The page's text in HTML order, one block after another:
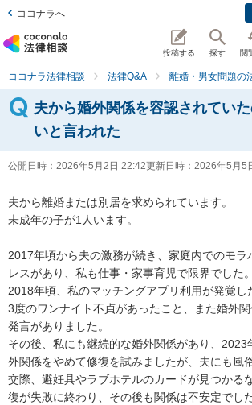
ココナラへ
投稿する 探す 閲
ココナラ法律相談 法律Q&A 離婚・男女問題の
夫から婚外関係を容認されてい
いと言われた
公開日時： 2026年5月2日 22:42更新日時： 2026年5月5
夫から離婚または別居を求められています。
未成年の子が1人います。
2017年頃から夫の激務が続き、家庭内でのモラ
レスがあり、私も仕事・家事育児で限界でした。
2018年頃、私のマッチングアプリ利用が発覚し
3度のワンナイト不貞があったこと、また婚外
発言がありました。
その後、私にも継続的な婚外関係があり、2023
外関係をやめて修復を試みましたが、夫にも風
交際、避妊具やラブホテルのカードが見つかる
復が失敗に終わり、その後も関係は不安定でした